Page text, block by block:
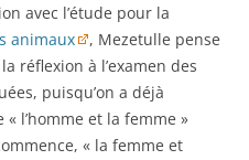
avec l’étude pour la
animaux
, Mezetulle pense
réflexion à l’examen des
puisqu’on a déjà
l’homme et la femme »
« la femme et